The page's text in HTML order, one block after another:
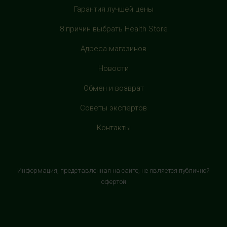
HealthStore в ТРЦ "Филион"
г. Москва, Багратионовский проезд, 5, третий этаж,
рядом с фуд-кортом
HealthStore в ТРЦ "Витте Молл"
магазином "М.Видео"
Домодедово
Гарантия лучшей цены
8 причин выбрать Health Store
Адреса магазинов
Новости
Обмен и возврат
Советы экспертов
Контакты
Информация, представленная на сайте, не является публичной
офертой